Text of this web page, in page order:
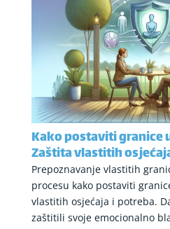
Kako postaviti granice
Zaštita vlastitih
Prepoznavanje vlastitih
procesu kako postaviti
vlastitih osjećaja i potreba.
zaštitili svoje emocionalno